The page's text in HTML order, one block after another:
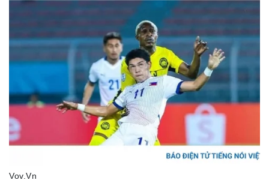
Vụ án
Tin nóng
Tư vấn luật
Quân sự - Quốc phòng
Vũ khí
Việt Nam
Phân tích